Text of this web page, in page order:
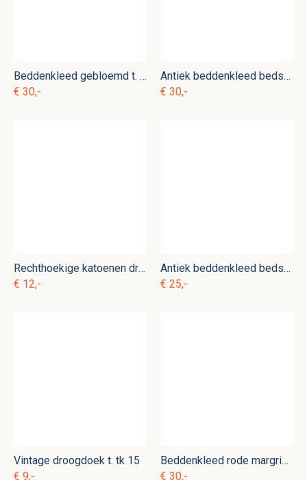
Beddenkleed gebloemd t. b 13
€ 30,-
Antiek beddenkleed bedsteekleed rood gebloemd t. b 6
€ 30,-
Rechthoekige katoenen droogdoek t. hk 1
€ 12,-
Antiek beddenkleed bedsteekleed t. b 17 gereserveerd
€ 25,-
Vintage droogdoek t. tk 15
€ 9,-
Beddenkleed rode margrieten t. b 7
€ 30,-